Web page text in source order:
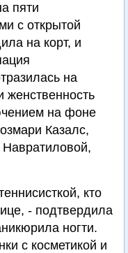
пяти
с открытой
на корт, и
на
женственность
на фоне
Казалс,
кто
- подтвердила
ногти.
с косметикой и